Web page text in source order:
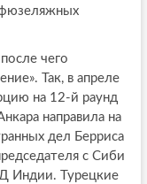
чего
Так, в апреле
на 12-й раунд
направила на
дел Берриса
с Сиби
Индии. Турецкие